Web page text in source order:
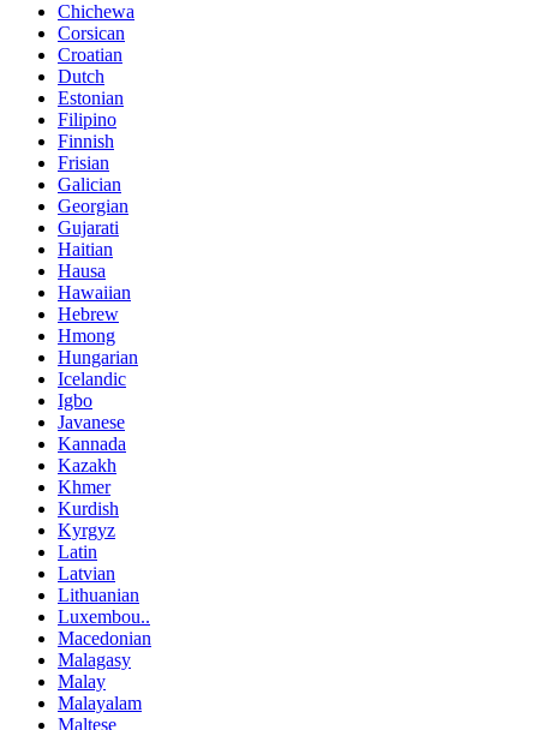
Chichewa
Corsican
Croatian
Dutch
Estonian
Filipino
Finnish
Frisian
Galician
Georgian
Gujarati
Haitian
Hausa
Hawaiian
Hebrew
Hmong
Hungarian
Icelandic
Igbo
Javanese
Kannada
Kazakh
Khmer
Kurdish
Kyrgyz
Latin
Latvian
Lithuanian
Luxembou..
Macedonian
Malagasy
Malay
Malayalam
Maltese